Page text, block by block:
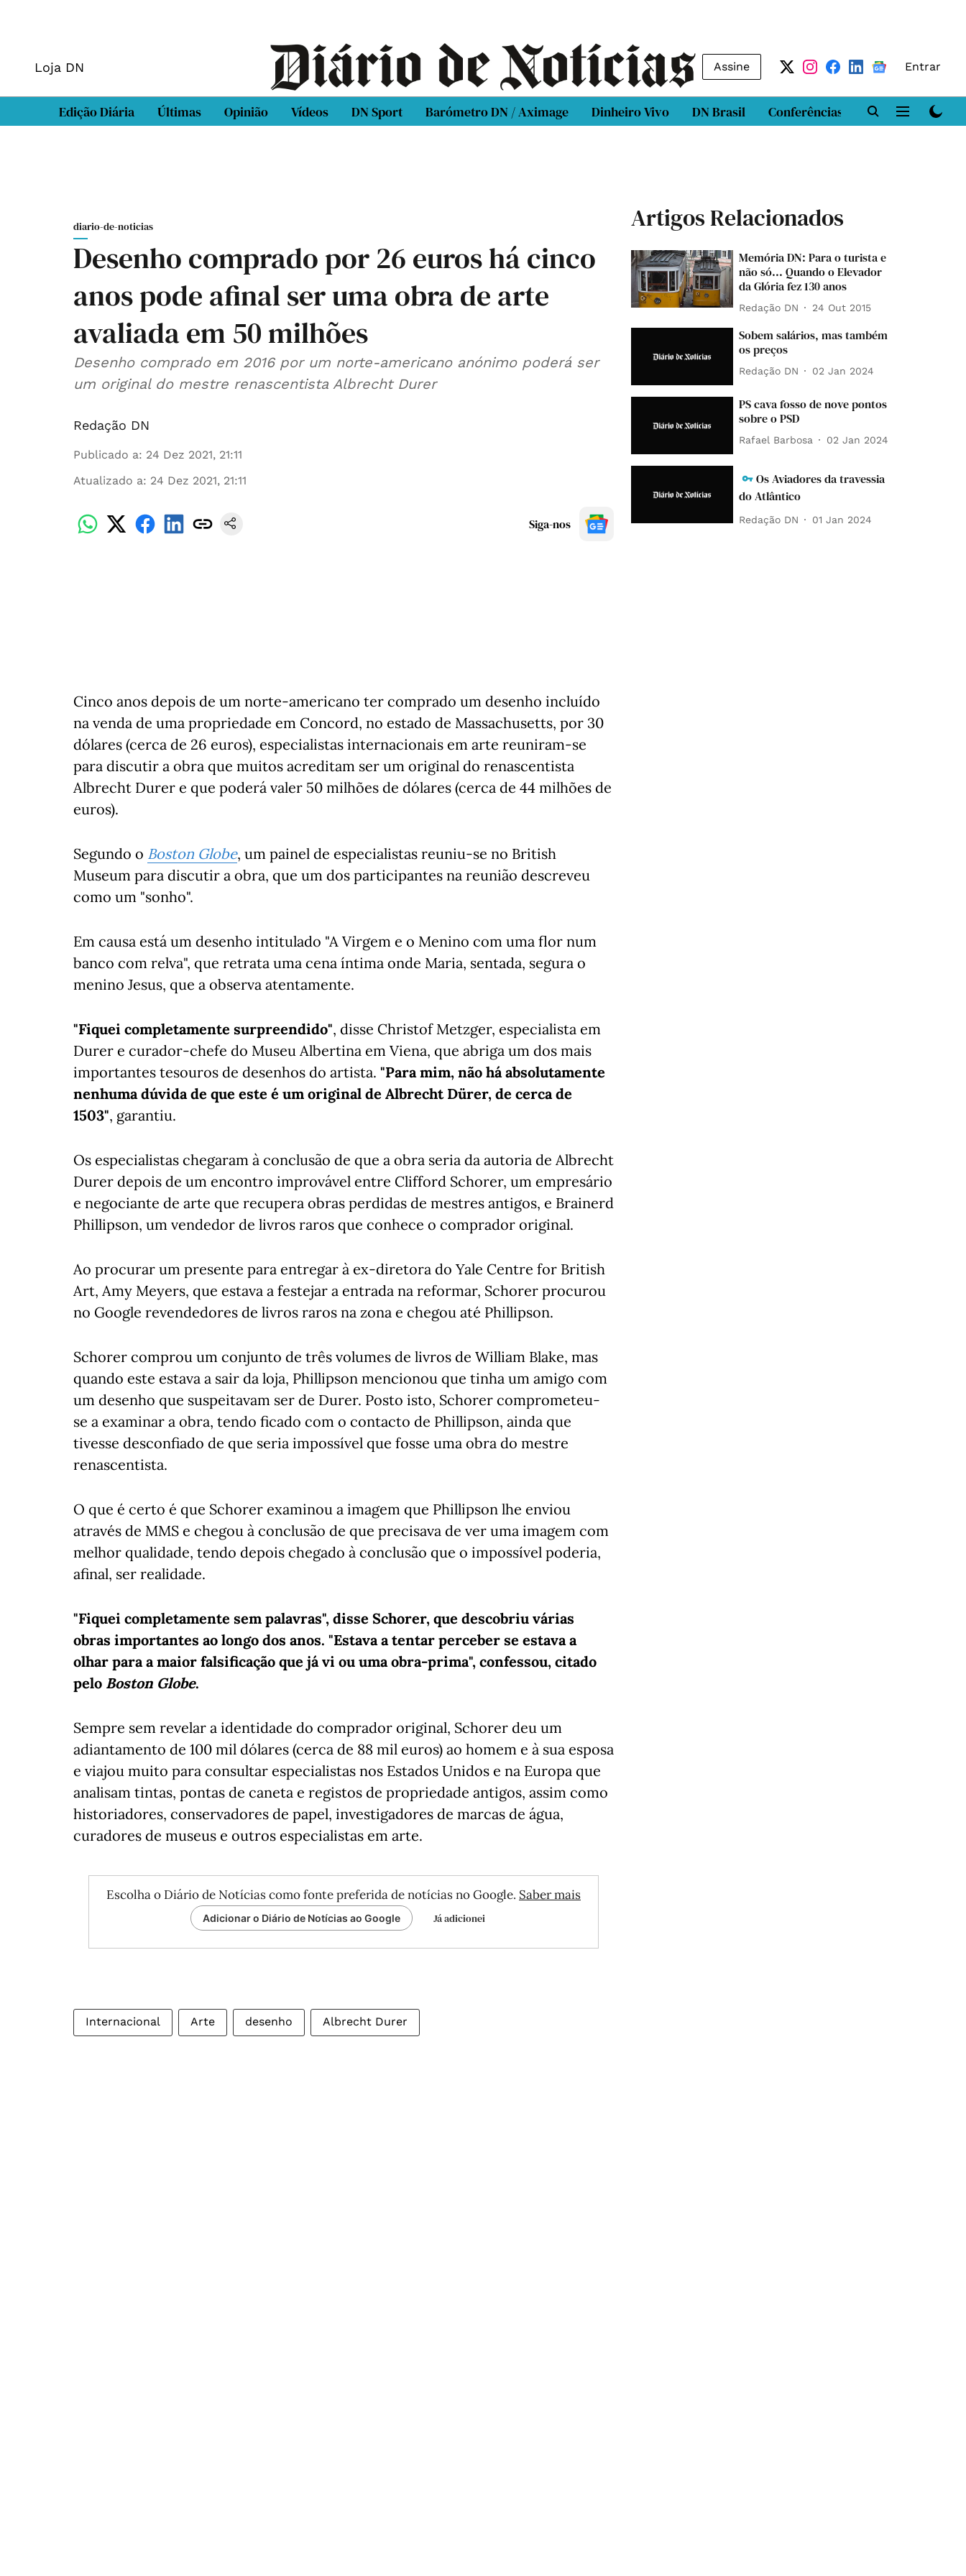
Loja DN Assine Entrar
Edição Diária Últimas Opinião Vídeos DN Sport Barómetro DN / Aximage Dinheiro Vivo DN Brasil Conferências DN LAB
diario-de-noticias
Desenho comprado por 26 euros há cinco
anos pode afinal ser uma obra de arte
avaliada em 50 milhões
Desenho comprado em 2016 por um norte-americano anónimo poderá ser
um original do mestre renascentista Albrecht Durer
Redação DN
Publicado a: 24 Dez 2021, 21:11
Atualizado a: 24 Dez 2021, 21:11
Siga-nos
Cinco anos depois de um norte-americano ter comprado um desenho incluído
na venda de uma propriedade em Concord, no estado de Massachusetts, por 30
dólares (cerca de 26 euros), especialistas internacionais em arte reuniram-se
para discutir a obra que muitos acreditam ser um original do renascentista
Albrecht Durer e que poderá valer 50 milhões de dólares (cerca de 44 milhões de
euros).
Segundo o Boston Globe, um painel de especialistas reuniu-se no British
Museum para discutir a obra, que um dos participantes na reunião descreveu
como um "sonho".
Em causa está um desenho intitulado "A Virgem e o Menino com uma flor num
banco com relva", que retrata uma cena íntima onde Maria, sentada, segura o
menino Jesus, que a observa atentamente.
"Fiquei completamente surpreendido", disse Christof Metzger, especialista em
Durer e curador-chefe do Museu Albertina em Viena, que abriga um dos mais
importantes tesouros de desenhos do artista. "Para mim, não há absolutamente
nenhuma dúvida de que este é um original de Albrecht Dürer, de cerca de
1503", garantiu.
Os especialistas chegaram à conclusão de que a obra seria da autoria de Albrecht
Durer depois de um encontro improvável entre Clifford Schorer, um empresário
e negociante de arte que recupera obras perdidas de mestres antigos, e Brainerd
Phillipson, um vendedor de livros raros que conhece o comprador original.
Ao procurar um presente para entregar à ex-diretora do Yale Centre for British
Art, Amy Meyers, que estava a festejar a entrada na reformar, Schorer procurou
no Google revendedores de livros raros na zona e chegou até Phillipson.
Schorer comprou um conjunto de três volumes de livros de William Blake, mas
quando este estava a sair da loja, Phillipson mencionou que tinha um amigo com
um desenho que suspeitavam ser de Durer. Posto isto, Schorer comprometeu-
se a examinar a obra, tendo ficado com o contacto de Phillipson, ainda que
tivesse desconfiado de que seria impossível que fosse uma obra do mestre
renascentista.
O que é certo é que Schorer examinou a imagem que Phillipson lhe enviou
através de MMS e chegou à conclusão de que precisava de ver uma imagem com
melhor qualidade, tendo depois chegado à conclusão que o impossível poderia,
afinal, ser realidade.
"Fiquei completamente sem palavras", disse Schorer, que descobriu várias
obras importantes ao longo dos anos. "Estava a tentar perceber se estava a
olhar para a maior falsificação que já vi ou uma obra-prima", confessou, citado
pelo Boston Globe.
Sempre sem revelar a identidade do comprador original, Schorer deu um
adiantamento de 100 mil dólares (cerca de 88 mil euros) ao homem e à sua esposa
e viajou muito para consultar especialistas nos Estados Unidos e na Europa que
analisam tintas, pontas de caneta e registos de propriedade antigos, assim como
historiadores, conservadores de papel, investigadores de marcas de água,
curadores de museus e outros especialistas em arte.
Escolha o Diário de Notícias como fonte preferida de notícias no Google. Saber mais
Adicionar o Diário de Notícias ao Google Já adicionei
Internacional Arte desenho Albrecht Durer
Artigos Relacionados
Memória DN: Para o turista e
não só... Quando o Elevador
da Glória fez 130 anos
Redação DN 24 Out 2015
Sobem salários, mas também
os preços
Redação DN 02 Jan 2024
PS cava fosso de nove pontos
sobre o PSD
Rafael Barbosa 02 Jan 2024
Os Aviadores da travessia
do Atlântico
Redação DN 01 Jan 2024